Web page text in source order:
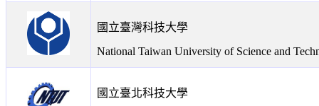
國立臺灣科技大學
National Taiwan University of Science and
國立臺北科技大學